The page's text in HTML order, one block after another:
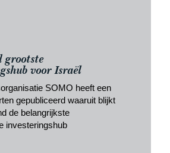
grootste
voor Israël
SOMO heeft een
gepubliceerd waaruit blijkt
de belangrijkste
investeringshub